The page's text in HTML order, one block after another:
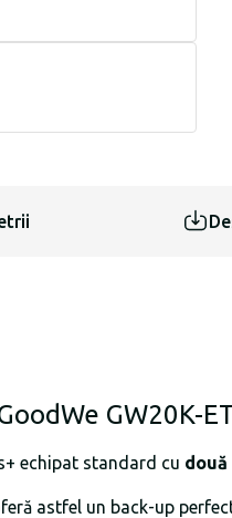
GW20K-
echipat standard cu două
astfel un back-up